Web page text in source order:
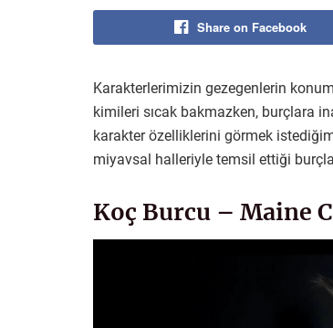
Share on Facebook
Karakterlerimizin gezegenlerin
kimileri sıcak bakmazken, burçlara
karakter özelliklerini görmek
miyavsal halleriyle temsil ettiği
Koç Burcu – Maine